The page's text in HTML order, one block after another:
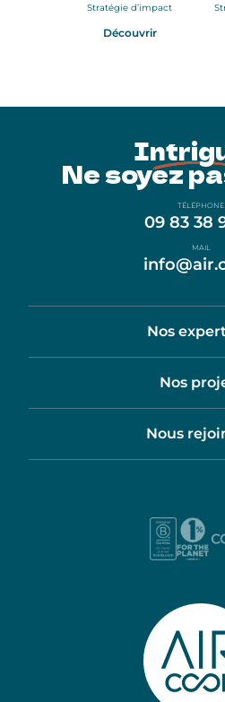
Stratégie d’impact
Découvrir
Ne soyez
TÉLÉPHONE
09 83 38
MAIL
Nos
Nos
Nous